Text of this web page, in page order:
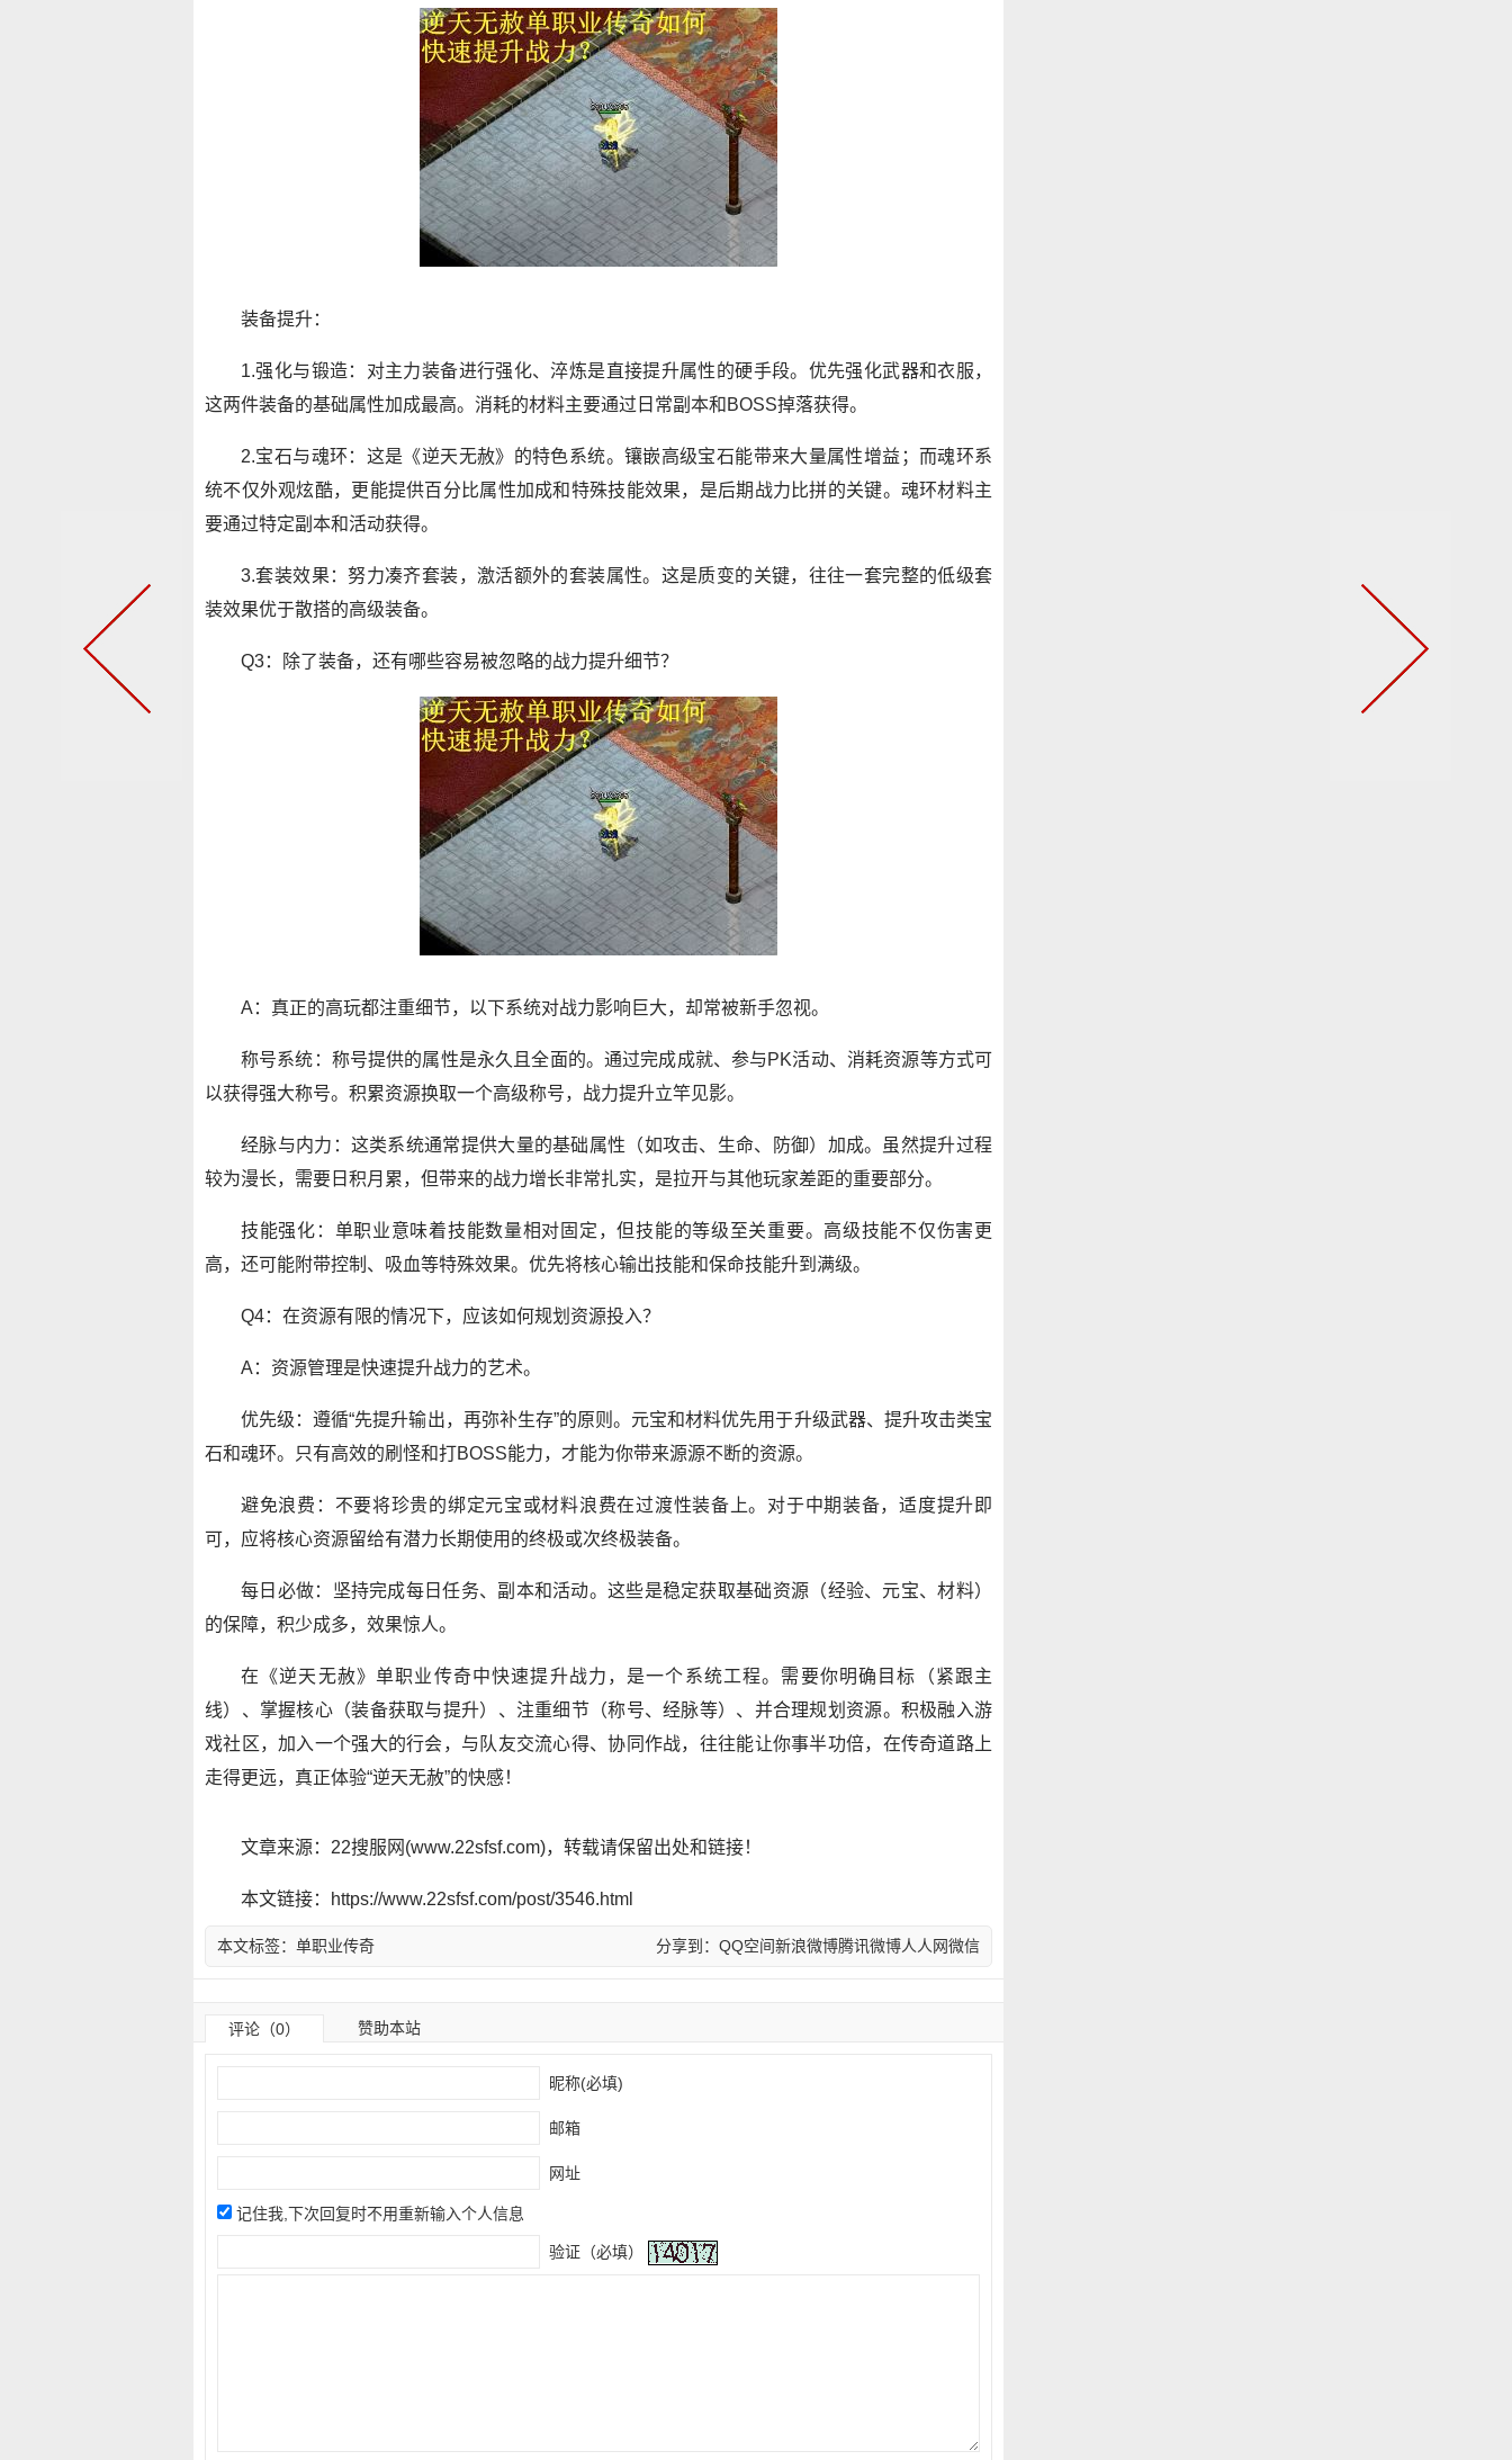
装备提升：
1.强化与锻造：对主力装备进行强化、淬炼是直接提升属性的硬手段。优先强化武器和衣服，
这两件装备的基础属性加成最高。消耗的材料主要通过日常副本和BOSS掉落获得。
2.宝石与魂环：这是《逆天无赦》的特色系统。镶嵌高级宝石能带来大量属性增益；而魂环系
统不仅外观炫酷，更能提供百分比属性加成和特殊技能效果，是后期战力比拼的关键。魂环材料主
要通过特定副本和活动获得。
3.套装效果：努力凑齐套装，激活额外的套装属性。这是质变的关键，往往一套完整的低级套
装效果优于散搭的高级装备。
Q3：除了装备，还有哪些容易被忽略的战力提升细节？
A：真正的高玩都注重细节，以下系统对战力影响巨大，却常被新手忽视。
称号系统：称号提供的属性是永久且全面的。通过完成成就、参与PK活动、消耗资源等方式可
以获得强大称号。积累资源换取一个高级称号，战力提升立竿见影。
经脉与内力：这类系统通常提供大量的基础属性（如攻击、生命、防御）加成。虽然提升过程
较为漫长，需要日积月累，但带来的战力增长非常扎实，是拉开与其他玩家差距的重要部分。
技能强化：单职业意味着技能数量相对固定，但技能的等级至关重要。高级技能不仅伤害更
高，还可能附带控制、吸血等特殊效果。优先将核心输出技能和保命技能升到满级。
Q4：在资源有限的情况下，应该如何规划资源投入？
A：资源管理是快速提升战力的艺术。
优先级：遵循“先提升输出，再弥补生存”的原则。元宝和材料优先用于升级武器、提升攻击类宝
石和魂环。只有高效的刷怪和打BOSS能力，才能为你带来源源不断的资源。
避免浪费：不要将珍贵的绑定元宝或材料浪费在过渡性装备上。对于中期装备，适度提升即
可，应将核心资源留给有潜力长期使用的终极或次终极装备。
每日必做：坚持完成每日任务、副本和活动。这些是稳定获取基础资源（经验、元宝、材料）
的保障，积少成多，效果惊人。
在《逆天无赦》单职业传奇中快速提升战力，是一个系统工程。需要你明确目标（紧跟主
线）、掌握核心（装备获取与提升）、注重细节（称号、经脉等）、并合理规划资源。积极融入游
戏社区，加入一个强大的行会，与队友交流心得、协同作战，往往能让你事半功倍，在传奇道路上
走得更远，真正体验“逆天无赦”的快感！
文章来源：22搜服网(www.22sfsf.com)，转载请保留出处和链接！
本文链接：https://www.22sfsf.com/post/3546.html
分享到： QQ空间新浪微博腾讯微博人人网微信
本文标签： 单职业传奇
评论（0） 赞助本站
昵称(必填)
邮箱
网址
记住我,下次回复时不用重新输入个人信息
验证（必填）